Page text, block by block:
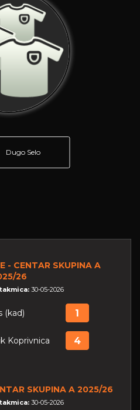
Dugo Selo
- CENTAR SKUPINA A
26
30-05-2026
(kad) 1
Koprivnica 4
SKUPINA A 2025/26
30-05-2026